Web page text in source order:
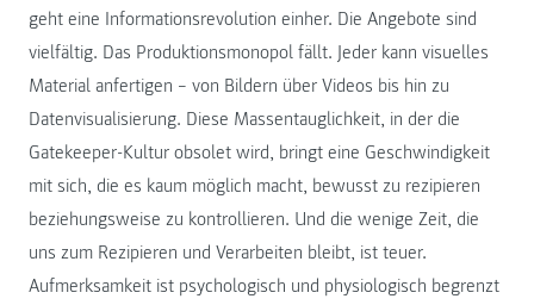
geht eine Informationsrevolution einher. Die Angebote sind
vielfältig. Das Produktionsmonopol fällt. Jeder kann visuelles
Material anfertigen – von Bildern über Videos bis hin zu
Datenvisualisierung. Diese Massentauglichkeit, in der die
Gatekeeper-Kultur obsolet wird, bringt eine Geschwindigkeit
mit sich, die es kaum möglich macht, bewusst zu rezipieren
beziehungsweise zu kontrollieren. Und die wenige Zeit, die
uns zum Rezipieren und Verarbeiten bleibt, ist teuer.
Aufmerksamkeit ist psychologisch und physiologisch begrenzt